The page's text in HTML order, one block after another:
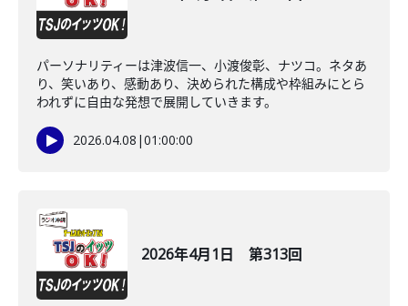
パーソナリティーは津波信一、小渡俊彰、ナツコ。ネタあ
り、笑いあり、感動あり、決められた構成や枠組みにとら
われずに自由な発想で展開していきます。
2026.04.08 |01:00:00
2026年4月1日 第313回